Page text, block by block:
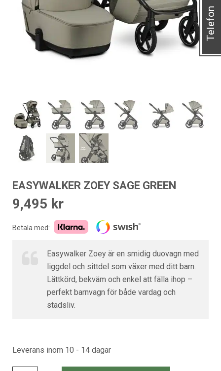
EASYWALKER ZOEY SAGE GREEN
9,495 kr
Betala med:
Easywalker Zoey är en smidig duovagn med
liggdel och sittdel som växer med ditt barn.
Lättkörd, bekväm och enkel att fälla ihop –
perfekt barnvagn för både vardag och
stadsliv.
Leverans inom 10 - 14 dagar
Telefon